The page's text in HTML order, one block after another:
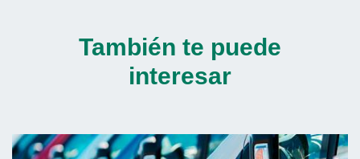
También te puede
interesar